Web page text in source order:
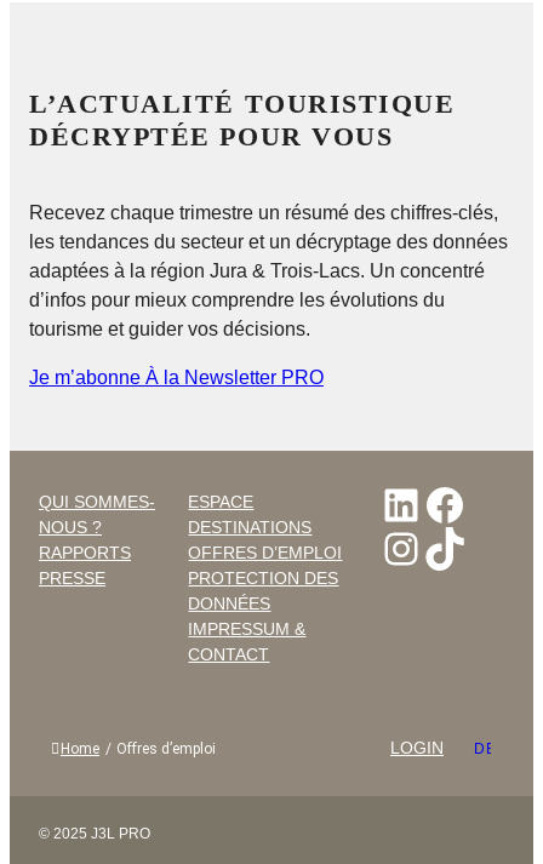
L’ACTUALITÉ TOURISTIQUE
DÉCRYPTÉE POUR VOUS
Recevez chaque trimestre un résumé des chiffres-clés,
les tendances du secteur et un décryptage des données
adaptées à la région Jura & Trois-Lacs. Un concentré
d’infos pour mieux comprendre les évolutions du
tourisme et guider vos décisions.
Je m’abonne À la Newsletter PRO
QUI SOMMES-
NOUS ?
RAPPORTS
PRESSE
ESPACE
DESTINATIONS
OFFRES D’EMPLOI
PROTECTION DES
DONNÉES
IMPRESSUM &
CONTACT
LinkedIn
Home / Offres d’emploi LOGIN
© 2025 J3L PRO